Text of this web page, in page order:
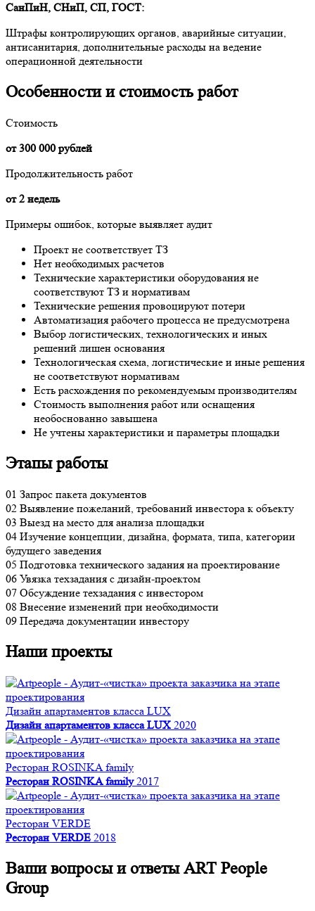
СанПиН, СНиП, СП, ГОСТ:
Штрафы контролирующих органов, аварийные ситуации,
антисанитария, дополнительные расходы на ведение
операционной деятельности
Особенности и стоимость работ
Стоимость
от 300 000 рублей
Продолжительность работ
от 2 недель
Примеры ошибок, которые выявляет аудит
Проект не соответствует ТЗ
Нет необходимых расчетов
Технические характеристики оборудования не
соответствуют ТЗ и нормативам
Технические решения провоцируют потери
Автоматизация рабочего процесса не предусмотрена
Выбор логистических, технологических и иных
решений лишен основания
Технологическая схема, логистические и иные решения
не соответствуют нормативам
Есть расхождения по рекомендуемым производителям
Стоимость выполнения работ или оснащения
необоснованно завышена
Не учтены характеристики и параметры площадки
Этапы работы
01 Запрос пакета документов
02 Выявление пожеланий, требований инвестора к объекту
03 Выезд на место для анализа площадки
04 Изучение концепции, дизайна, формата, типа, категории
будущего заведения
05 Подготовка технического задания на проектирование
06 Увязка техзадания с дизайн-проектом
07 Обсуждение техзадания с инвестором
08 Внесение изменений при необходимости
09 Передача документации инвестору
Наши проекты
Дизайн апартаментов класса LUX
Дизайн апартаментов класса LUX 2020
Ресторан ROSINKA family
Ресторан ROSINKA family 2017
Ресторан VERDE
Ресторан VERDE 2018
Ваши вопросы и ответы ART People
Group